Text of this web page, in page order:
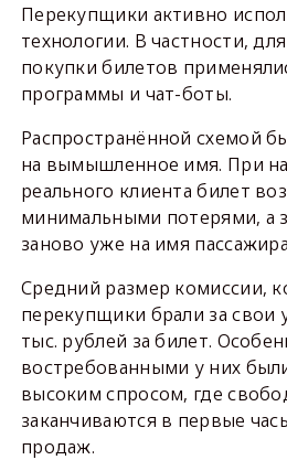
Перекупщики активно
технологии. В частности,
покупки билетов
программы и чат-боты.
Распространённой схемой
на вымышленное имя. При
реального клиента билет
минимальными потерями, а
заново уже на имя
Средний размер комиссии,
перекупщики брали за свои
тыс. рублей за билет.
востребованными у них
высоким спросом, где
заканчиваются в первые
продаж.